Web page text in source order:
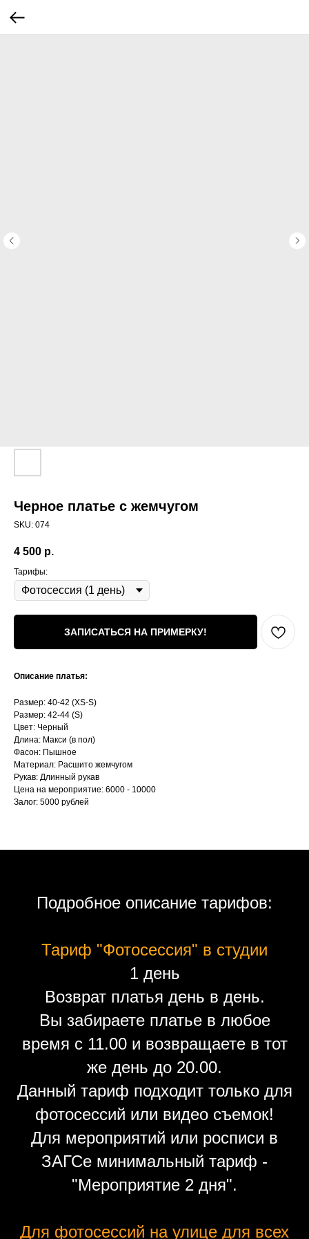
Черное платье с жемчугом
SKU: 074
4 500 р.
Тарифы:
ЗАПИСАТЬСЯ НА ПРИМЕРКУ!
Описание платья:
Размер: 40-42 (XS-S)
Размер: 42-44 (S)
Цвет: Черный
Длина: Макси (в пол)
Фасон: Пышное
Материал: Расшито жемчугом
Рукав: Длинный рукав
Цена на мероприятие: 6000 - 10000
Залог: 5000 рублей
Подробное описание тарифов:
Тариф "Фотосессия" в студии
1 день
Возврат платья день в день.
Вы забираете платье в любое
время с 11.00 и возвращаете в тот
же день до 20.00.
Данный тариф подходит только для
фотосессий или видео съемок!
Для мероприятий или росписи в
ЗАГСе минимальный тариф -
"Мероприятие 2 дня".
Для фотосессий на улице для всех